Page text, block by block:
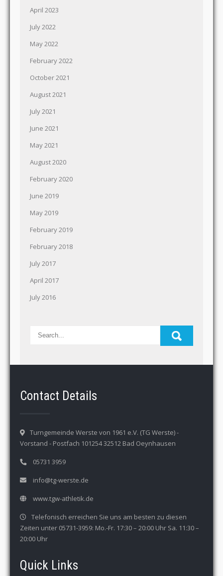
April 2023
July 2022
May 2022
February 2022
October 2021
August 2021
July 2021
June 2021
May 2021
August 2020
February 2020
June 2019
May 2019
February 2019
February 2018
July 2017
April 2017
July 2016
Contact Details
Turngemeinde Werste von 1961 e.V. (TG Werste) -
Vorstand - Postfach 101254 32512 Bad Oeynhausen
05731 3959
info@tg-werste.de
www.tgw-athletik.de
Telefonisch erreichen Sie uns am besten zu diesen
Zeiten unter 05731-3959: Mo.-Fr. 17:30 – 20:00 Uhr Sa. 11:30 –
20:00 Uhr
Quick Links